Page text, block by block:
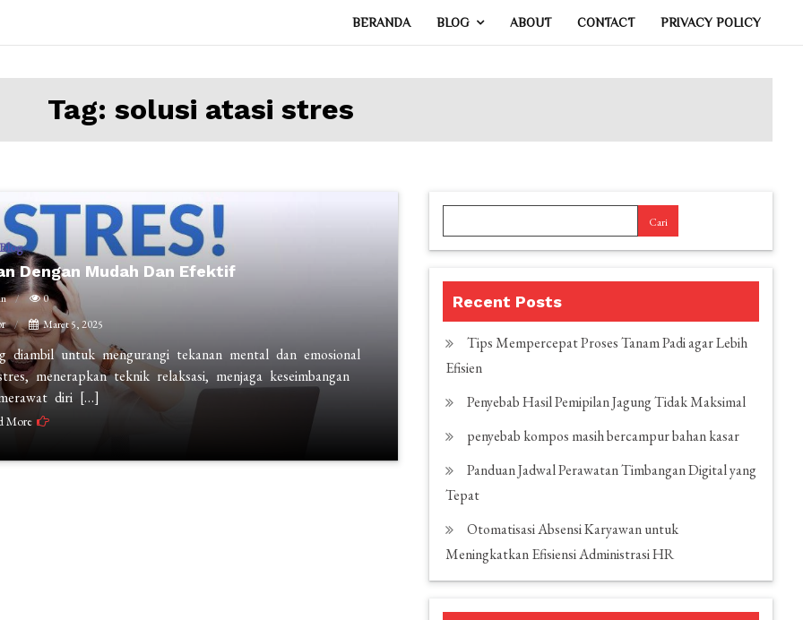
BERANDA BLOG ABOUT CONTACT PRIVACY POLICY
Tag: solusi atasi stres
Blog
Dengan Mudah Dan Efektif
0
Maret 5, 2025
diambil untuk mengurangi tekanan mental dan emosional
menerapkan teknik relaksasi, menjaga keseimbangan
diri […]
More
Cari
Recent Posts
Tips Mempercepat Proses Tanam Padi agar Lebih
Efisien
Penyebab Hasil Pemipilan Jagung Tidak Maksimal
penyebab kompos masih bercampur bahan kasar
Panduan Jadwal Perawatan Timbangan Digital yang
Tepat
Otomatisasi Absensi Karyawan untuk
Meningkatkan Efisiensi Administrasi HR